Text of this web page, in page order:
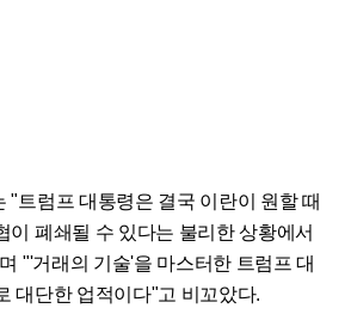
"트럼프 대통령은 결국 이란이 원할 때
이 폐쇄될 수 있다는 불리한 상황에서
"'거래의 기술'을 마스터한 트럼프 대
대단한 업적이다"고 비꼬았다.